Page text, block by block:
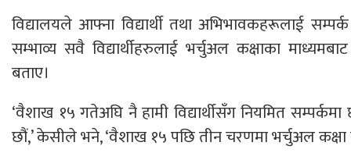
विद्यालयले आफ्ना विद्यार्थी तथा अभिभावकहरूलाई
सम्भाव्य सवै विद्यार्थीहरुलाई भर्चुअल कक्षाका
बताए।
‘वैशाख १५ गतेअघि नै हामी विद्यार्थीसँग नियमित
छौं,’ केसीले भने, ‘वैशाख १५ पछि तीन चरणमा भर्चुअल कक्षा